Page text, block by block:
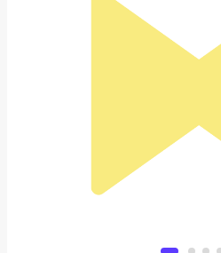
Добавить в